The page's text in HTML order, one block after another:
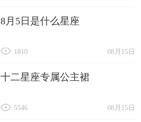
8月5日是什么星座
08月15日
1810
十二星座专属公主裙
08月15日
5546